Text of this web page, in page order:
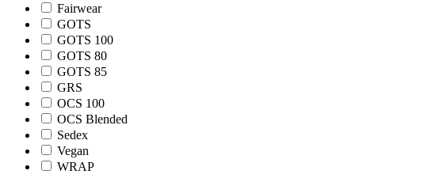
Fairwear
GOTS
GOTS 100
GOTS 80
GOTS 85
GRS
OCS 100
OCS Blended
Sedex
Vegan
WRAP